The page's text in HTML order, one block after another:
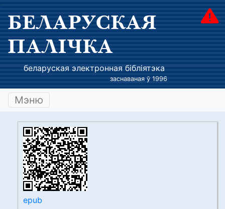
БЕЛАРУСКАЯ
ПАЛІЧКА
беларуская электронная бібліятэка
заснаваная ў 1996
Мэню
epub